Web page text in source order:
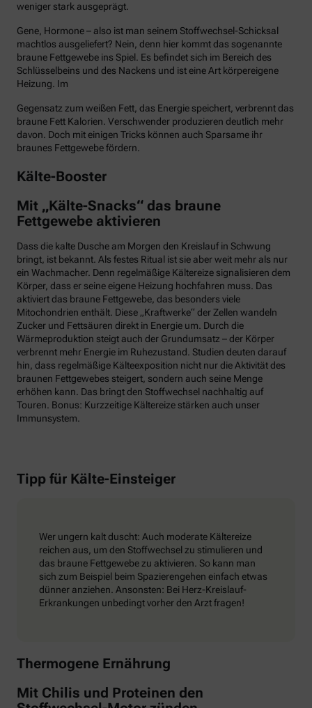
weniger stark ausgeprägt.
Gene, Hormone – also ist man seinem Stoffwechsel-Schicksal
machtlos ausgeliefert? Nein, denn hier kommt das sogenannte
braune Fettgewebe ins Spiel. Es befindet sich im Bereich des
Schlüsselbeins und des Nackens und ist eine Art körpereigene
Heizung. Im
Gegensatz zum weißen Fett, das Energie speichert, verbrennt das
braune Fett Kalorien. Verschwender produzieren deutlich mehr
davon. Doch mit einigen Tricks können auch Sparsame ihr
braunes Fettgewebe fördern.
Kälte-Booster
Mit „Kälte-Snacks“ das braune
Fettgewebe aktivieren
Dass die kalte Dusche am Morgen den Kreislauf in Schwung
bringt, ist bekannt. Als festes Ritual ist sie aber weit mehr als nur
ein Wachmacher. Denn regelmäßige Kältereize signalisieren dem
Körper, dass er seine eigene Heizung hochfahren muss. Das
aktiviert das braune Fettgewebe, das besonders viele
Mitochondrien enthält. Diese „Kraftwerke“ der Zellen wandeln
Zucker und Fettsäuren direkt in Energie um. Durch die
Wärmeproduktion steigt auch der Grundumsatz – der Körper
verbrennt mehr Energie im Ruhezustand. Studien deuten darauf
hin, dass regelmäßige Kälteexposition nicht nur die Aktivität des
braunen Fettgewebes steigert, sondern auch seine Menge
erhöhen kann. Das bringt den Stoffwechsel nachhaltig auf
Touren. Bonus: Kurzzeitige Kältereize stärken auch unser
Immunsystem.
Tipp für Kälte-Einsteiger
Wer ungern kalt duscht: Auch moderate Kältereize
reichen aus, um den Stoffwechsel zu stimulieren und
das braune Fettgewebe zu aktivieren. So kann man
sich zum Beispiel beim Spazierengehen einfach etwas
dünner anziehen. Ansonsten: Bei Herz-Kreislauf-
Erkrankungen unbedingt vorher den Arzt fragen!
Thermogene Ernährung
Mit Chilis und Proteinen den